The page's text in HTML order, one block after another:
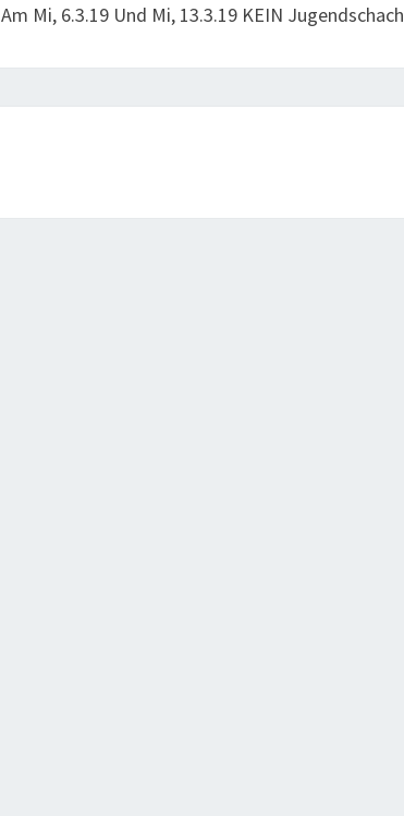
Am Mi, 6.3.19 Und Mi, 13.3.19 KEIN Jugendschach